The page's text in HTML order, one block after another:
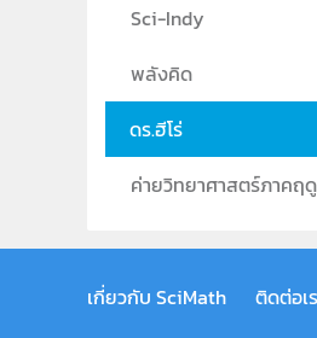
Sci-Indy
พลังคิด
ดร.ฮีโร่
ค่ายวิทยาศาสตร์ภาคฤ
เกี่ยวกับ SciMath ติดต่อเ